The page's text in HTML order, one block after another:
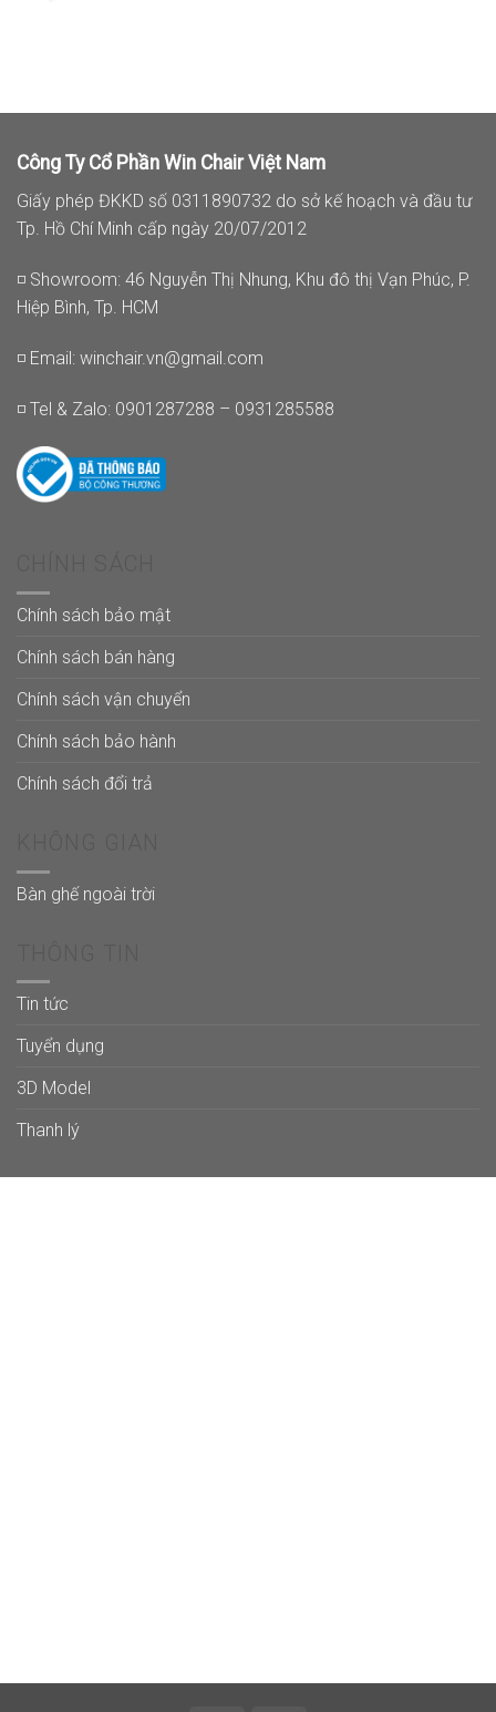
Công Ty Cổ Phần Win Chair Việt Nam
Giấy phép ĐKKD số 0311890732 do sở kế hoạch và đầu tư
Tp. Hồ Chí Minh cấp ngày 20/07/2012
◽ Showroom: 46 Nguyễn Thị Nhung, Khu đô thị Vạn Phúc, P.
Hiệp Bình, Tp. HCM
◽ Email: winchair.vn@gmail.com
◽ Tel & Zalo: 0901287288 – 0931285588
Chính sách bảo mật
Chính sách bán hàng
Chính sách vận chuyển
Chính sách bảo hành
Chính sách đổi trả
Bàn ghế ngoài trời
Tin tức
Tuyển dụng
3D Model
Thanh lý